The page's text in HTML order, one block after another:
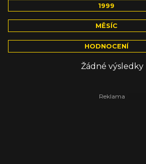
1999
MĚSÍC
HODNOCENÍ
Žádné výsledky